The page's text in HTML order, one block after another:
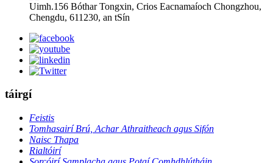
Uimh.156 Bóthar Tongxin, Crios Eacnamaíoch Chongzhou,
Chengdu, 611230, an tSín
táirgí
Feistis
Tomhasairí Brú, Achar Athraitheach agus Sifón
Naisc Thapa
Rialtóirí